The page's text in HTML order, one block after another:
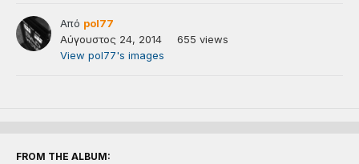
Από pol77
Αύγουστος 24, 2014
655 views
View pol77's images
FROM THE ALBUM: